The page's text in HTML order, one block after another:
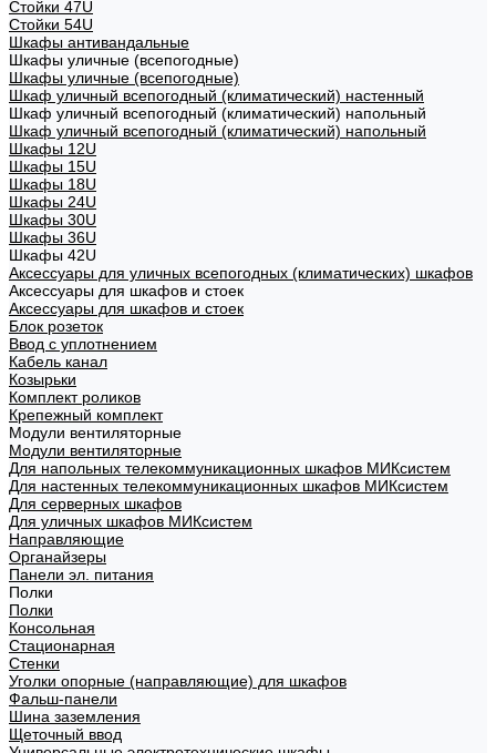
Стойки 47U
Стойки 54U
Шкафы антивандальные
Шкафы уличные (всепогодные)
Шкафы уличные (всепогодные)
Шкаф уличный всепогодный (климатический) настенный
Шкаф уличный всепогодный (климатический) напольный
Шкаф уличный всепогодный (климатический) напольный
Шкафы 12U
Шкафы 15U
Шкафы 18U
Шкафы 24U
Шкафы 30U
Шкафы 36U
Шкафы 42U
Аксессуары для уличных всепогодных (климатических) шкафов
Аксессуары для шкафов и стоек
Аксессуары для шкафов и стоек
Блок розеток
Ввод с уплотнением
Кабель канал
Козырьки
Комплект роликов
Крепежный комплект
Модули вентиляторные
Модули вентиляторные
Для напольных телекоммуникационных шкафов МИКсистем
Для настенных телекоммуникационных шкафов МИКсистем
Для серверных шкафов
Для уличных шкафов МИКсистем
Направляющие
Органайзеры
Панели эл. питания
Полки
Полки
Консольная
Стационарная
Стенки
Уголки опорные (направляющие) для шкафов
Фальш-панели
Шина заземления
Щеточный ввод